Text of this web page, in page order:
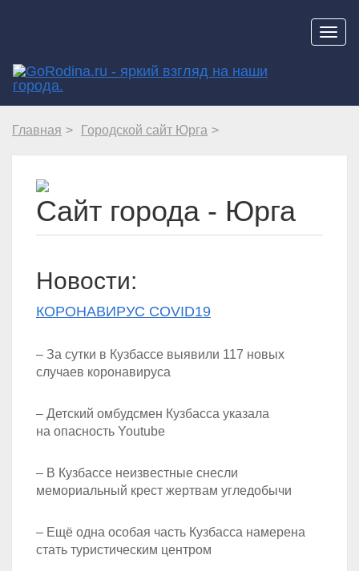
Главная Городской сайт Юрга
Сайт города - Юрга
Новости:
КОРОНАВИРУС COVID19
– За сутки в Кузбассе выявили 117 новых
случаев коронавируса
– Детский омбудсмен Кузбасса указала
на опасность Youtube
– В Кузбассе неизвестные снесли
мемориальный крест жертвам угледобычи
– Ещё одна особая часть Кузбасса намерена
стать туристическим центром